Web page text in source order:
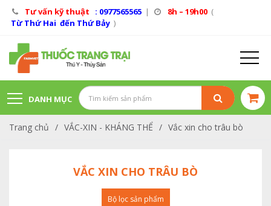
Tư vấn kỹ thuật : 0977565565 | 8h – 19h00 (
Từ Thứ Hai đến Thứ Bảy )
DANH MỤC
SẢN PHẨM
Trang chủ / VẮC-XIN - KHÁNG THỂ / Vắc xin cho trâu bò
VẮC XIN CHO TRÂU BÒ
Bộ lọc sản phẩm